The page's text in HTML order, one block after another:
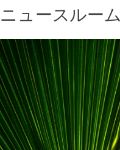
ニュースルーム